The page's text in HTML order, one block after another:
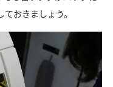
おきましょう。